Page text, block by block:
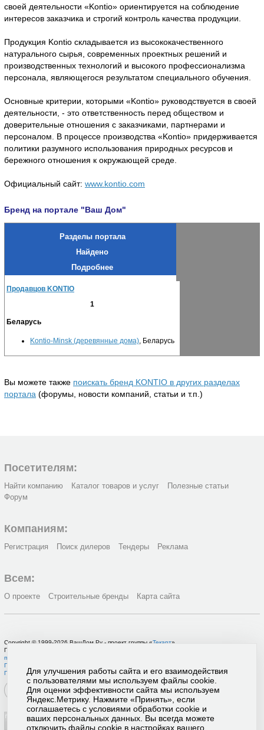
своей деятельности «Kontio» ориентируется на соблюдение
интересов заказчика и строгий контроль качества продукции.
Продукция Kontio складывается из высококачественного
натурального сырья, современных проектных решений и
производственных технологий и высокого профессионализма
персонала, являющегося результатом специального обучения.
Основные критерии, которыми «Kontio» руководствуется в своей
деятельности, - это ответственность перед обществом и
доверительные отношения с заказчиками, партнерами и
персоналом. В процессе производства «Kontio» придерживается
политики разумного использования природных ресурсов и
бережного отношения к окружающей среде.
Официальный сайт: www.kontio.com
Бренд на портале "Ваш Дом"
Разделы портала
Найдено
Подробнее
Продавцов KONTIO
1
Беларусь
Kontio-Minsk (деревянные дома), Беларусь
Вы можете также поискать бренд KONTIO в других разделах
портала (форумы, новости компаний, статьи и т.п.)
Посетителям:
Найти компанию Каталог товаров и услуг
Полезные статьи
Форум
Компаниям:
Регистрация Поиск дилеров Тендеры Реклама
Всем:
О проекте Строительные бренды Карта сайта
Copyright © 1999-2026 ВашДом.Ру - проект группы «Текарт»
По вопросам связанным с работой портала вы можете связаться с нашей
поддержки
Политика в отношении обработки персональных данных
Пользовательское соглашение
Для улучшения работы сайта и его взаимодействия
с пользователями мы используем файлы cookie.
Для оценки эффективности сайта мы используем
Яндекс.Метрику. Нажмите «Принять», если
соглашаетесь с условиями обработки cookie и
ваших персональных данных. Вы всегда можете
отключить файлы cookie в настройках вашего